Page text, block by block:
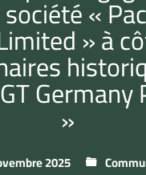
«
» à
»
2025